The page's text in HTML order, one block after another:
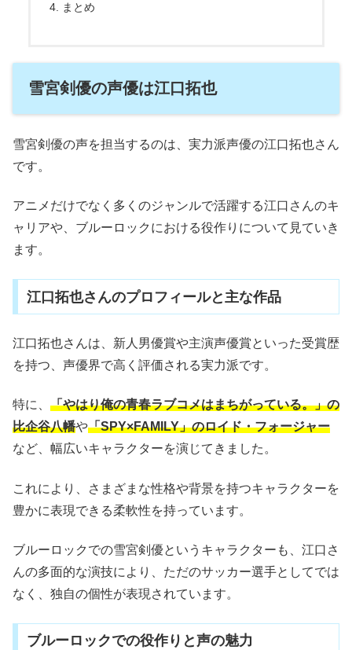
まとめ
雪宮剣優の声優は江口拓也
雪宮剣優の声を担当するのは、実力派声優の江口拓也さん
です。
アニメだけでなく多くのジャンルで活躍する江口さんのキ
ャリアや、ブルーロックにおける役作りについて見ていき
ます。
江口拓也さんのプロフィールと主な作品
江口拓也さんは、新人男優賞や主演声優賞といった受賞歴
を持つ、声優界で高く評価される実力派です。
特に、 「やはり俺の青春ラブコメはまちがっている。」の
比企谷八幡や「SPY×FAMILY」のロイド・フォージャー
など、幅広いキャラクターを演じてきました。
これにより、さまざまな性格や背景を持つキャラクターを
豊かに表現できる柔軟性を持っています。
ブルーロックでの雪宮剣優というキャラクターも、江口さ
んの多面的な演技により、ただのサッカー選手としてでは
なく、独自の個性が表現されています。
ブルーロックでの役作りと声の魅力